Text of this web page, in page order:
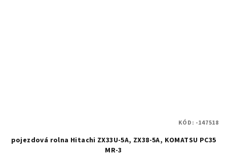
pojezdová rolna Hitachi ZX33U-5A, ZX38-5A, KOMATSU PC35
MR-3
KÓD: -147518